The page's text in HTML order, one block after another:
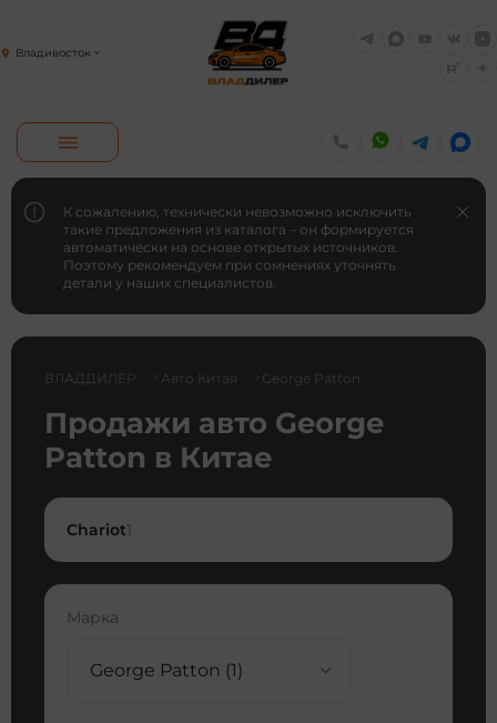
Владивосток
К сожалению, технически невозможно исключить
такие предложения из каталога – он формируется
автоматически на основе открытых источников.
Поэтому рекомендуем при сомнениях уточнять
детали у наших специалистов.
ВЛАДДИЛЕР Авто Китая George Patton
Продажи авто George
Patton в Китае
Chariot1
Марка
George Patton (1)